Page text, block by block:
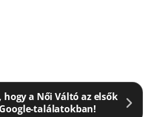
a Női Váltó az elsők
találatokban!